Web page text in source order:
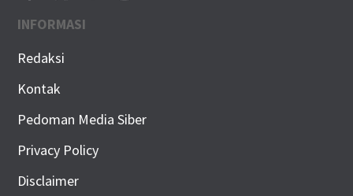
INFORMASI
Redaksi
Kontak
Pedoman Media Siber
Privacy Policy
Disclaimer